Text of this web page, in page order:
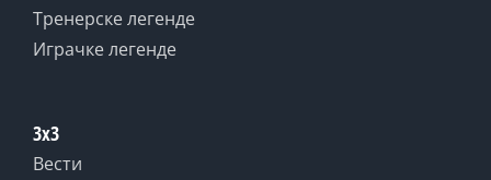
Тренерске легенде
Играчке легенде
3x3
Вести